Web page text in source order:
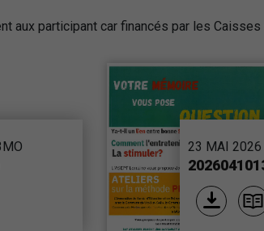
aux participant car financés par les
23 MAI 2026